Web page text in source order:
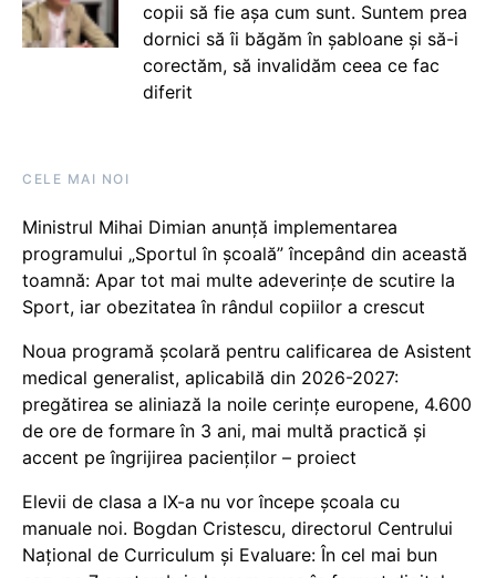
copii să fie așa cum sunt. Suntem prea
dornici să îi băgăm în șabloane și să-i
corectăm, să invalidăm ceea ce fac
diferit
CELE MAI NOI
Ministrul Mihai Dimian anunță implementarea
programului „Sportul în școală” începând din această
toamnă: Apar tot mai multe adeverințe de scutire la
Sport, iar obezitatea în rândul copiilor a crescut
Noua programă școlară pentru calificarea de Asistent
medical generalist, aplicabilă din 2026-2027:
pregătirea se aliniază la noile cerințe europene, 4.600
de ore de formare în 3 ani, mai multă practică și
accent pe îngrijirea pacienților – proiect
Elevii de clasa a IX-a nu vor începe școala cu
manuale noi. Bogdan Cristescu, directorul Centrului
Național de Curriculum și Evaluare: În cel mai bun